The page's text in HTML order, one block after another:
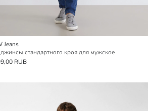
Jeans
стандартного кроя для мужское
RUB